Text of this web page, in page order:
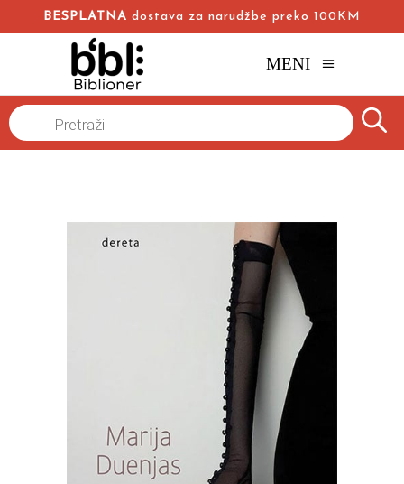
BESPLATNA dostava za narudžbe preko 100KM
MENI
Naslovna
Products
search